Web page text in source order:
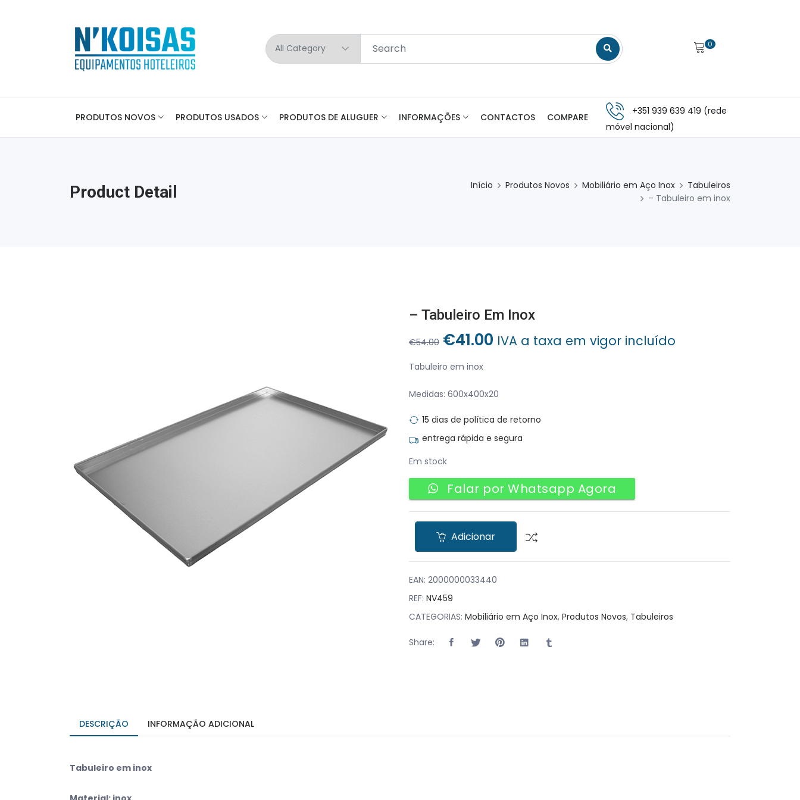
0
PRODUTOS NOVOS PRODUTOS USADOS PRODUTOS DE ALUGUER INFORMAÇÕES CONTACTOS COMPARE
+351 939 639 419 (rede
móvel nacional)
Product Detail Início Produtos Novos Mobiliário em Aço Inox
Tabuleiros
– Tabuleiro em inox
– Tabuleiro Em Inox
€54.00 O
original
era:
€54.00.
€41.00 O
é:
€41.00.
IVA a taxa em vigor incluído
Tabuleiro em inox
Medidas: 600x400x20
15 dias de política de retorno
entrega rápida e segura
Em stock
Falar por Whatsapp Agora
Adicionar
EAN: 2000000033440
REF: NV459
CATEGORIAS: Mobiliário em Aço Inox, Produtos Novos, Tabuleiros
Share:
DESCRIÇÃO INFORMAÇÃO ADICIONAL
Tabuleiro em inox